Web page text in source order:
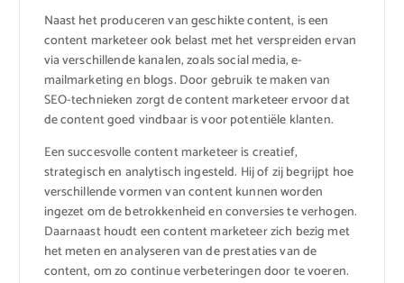
Naast het produceren van geschikte content, is een
content marketeer ook belast met het verspreiden ervan
via verschillende kanalen, zoals social media, e-
mailmarketing en blogs. Door gebruik te maken van
SEO-technieken zorgt de content marketeer ervoor dat
de content goed vindbaar is voor potentiële klanten.
Een succesvolle content marketeer is creatief,
strategisch en analytisch ingesteld. Hij of zij begrijpt hoe
verschillende vormen van content kunnen worden
ingezet om de betrokkenheid en conversies te verhogen.
Daarnaast houdt een content marketeer zich bezig met
het meten en analyseren van de prestaties van de
content, om zo continue verbeteringen door te voeren.